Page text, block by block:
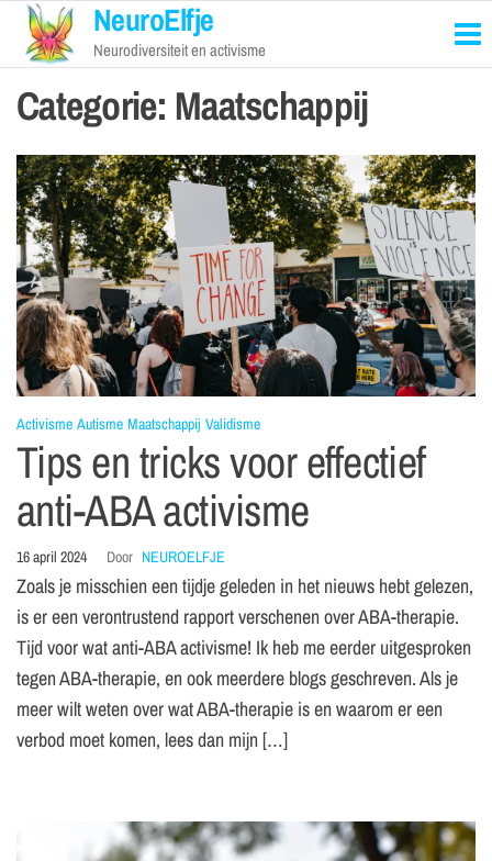
NeuroElfje
Neurodiversiteit en activisme
Categorie: Maatschappij
Activisme Autisme Maatschappij Validisme
Tips en tricks voor effectief
anti-ABA activisme
16 april 2024 Door NEUROELFJE
Zoals je misschien een tijdje geleden in het nieuws hebt gelezen,
is er een verontrustend rapport verschenen over ABA-therapie.
Tijd voor wat anti-ABA activisme! Ik heb me eerder uitgesproken
tegen ABA-therapie, en ook meerdere blogs geschreven. Als je
meer wilt weten over wat ABA-therapie is en waarom er een
verbod moet komen, lees dan mijn […]